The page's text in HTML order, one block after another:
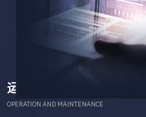
运维服务
OPERATION AND MAINTENANCE